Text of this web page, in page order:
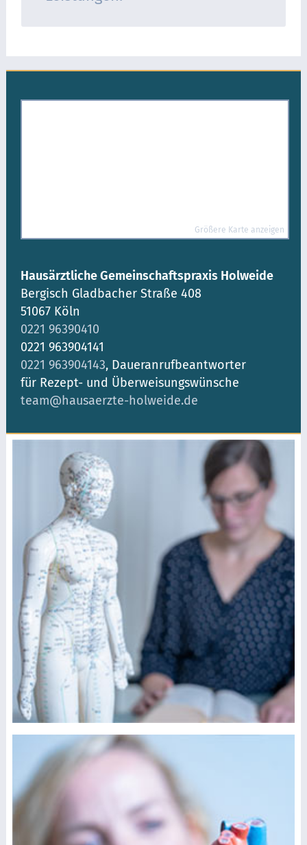
Größere Karte anzeigen
Hausärztliche Gemeinschaftspraxis Holweide
Bergisch Gladbacher Straße 408
51067 Köln
0221 96390410
0221 963904141
0221 963904143, Daueranrufbeantworter
für Rezept- und Überweisungswünsche
team@hausaerzte-holweide.de